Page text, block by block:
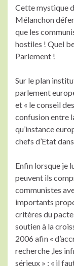
Cette mystique
Mélanchon
que les
hostiles ! Quel
Parlement !
Sur le plan
parlement
et « le conseil
confusion entre
qu’instance
chefs d’Etat
Enfin lorsque je
peuvent ils
communistes
importants
critères du
soutien à la
2006 afin «
recherche ,les
sérieux » : « il